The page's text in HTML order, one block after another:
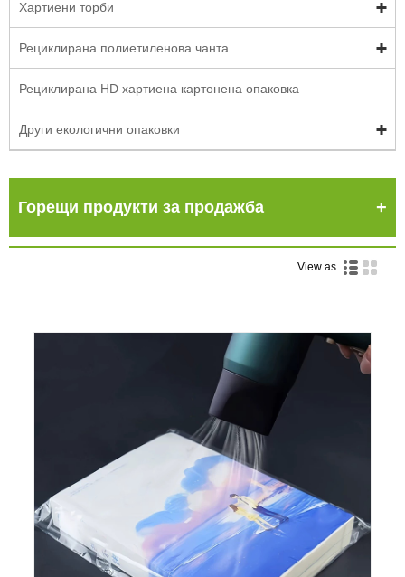
Хартиени торби
Рециклирана полиетиленова чанта
Рециклирана HD хартиена картонена опаковка
Други екологични опаковки
Горещи продукти за продажба
View as